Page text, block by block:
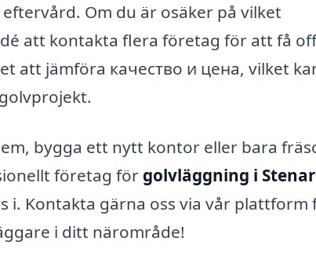
Om du är osäker på vilket
att kontakta flera företag för att få
att jämföra качество и цена, vilket
bygga ett nytt kontor eller bara
företag för golvläggning i
i. Kontakta gärna oss via vår plattform
i ditt närområde!